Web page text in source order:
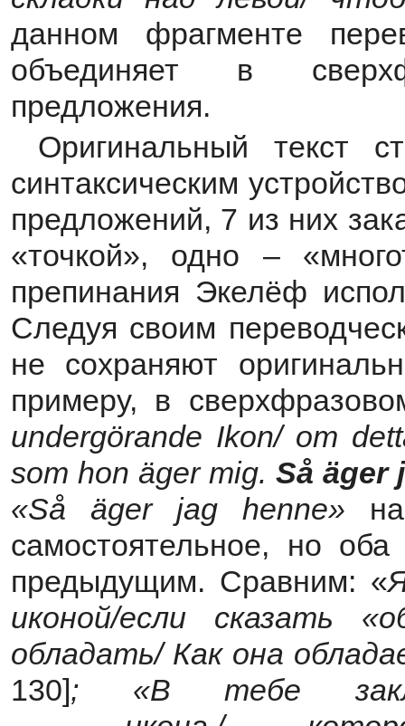
данном фрагменте
объединяет в
предложения.
Оригинальный текст
синтаксическим
предложений, 7 из них
«точкой», одно –
препинания Экелёф
Следуя своим
не сохраняют
примеру, в
undergörande Ikon/ om
som hon äger mig. Så äger
«Så äger jag henne»
самостоятельное, но
предыдущим. Сравним: «
иконой/если сказать
обладать/ Как она
130]; «В тебе